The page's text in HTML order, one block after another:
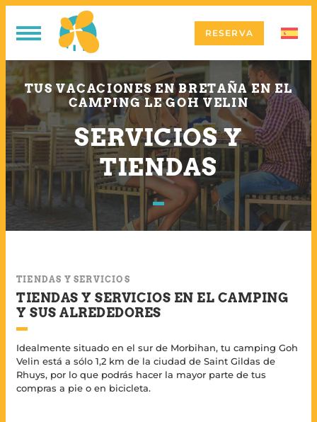
RESERVA
TUS VACACIONES EN BRETAÑA EN EL
CAMPING LE GOH VELIN
SERVICIOS Y
TIENDAS
TIENDAS Y SERVICIOS
TIENDAS Y SERVICIOS EN EL CAMPING
Y SUS ALREDEDORES
Idealmente situado en el sur de Morbihan, tu camping Goh
Velin está a sólo 1,2 km de la ciudad de Saint Gildas de
Rhuys, por lo que podrás hacer la mayor parte de tus
compras a pie o en bicicleta.